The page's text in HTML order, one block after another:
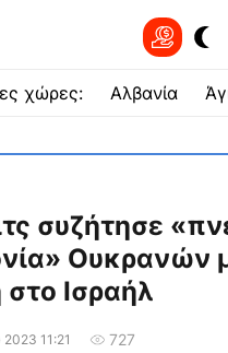
χώρες: Αλβανία
συζήτησε
Ουκρανών
Ισραήλ
2023 11:21
727